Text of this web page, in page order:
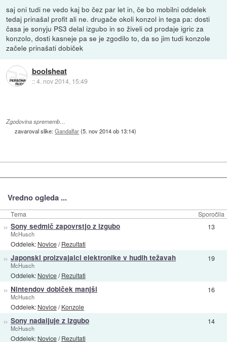
saj oni tudi ne vedo kaj bo čez par let in, če bo mobilni oddelek
tedaj prinašal profit ali ne. drugače okoli konzol in tega pa: dosti
časa je sonyju PS3 delal izgubo in so živeli od prodaje igric za
konzolo, dosti kasneje pa se je zgodilo to, da so jim tudi konzole
začele prinašati dobiček
boolsheat
::4. nov 2014, 15:49
Zgodovina sprememb…
zavaroval slike:Gandalfar(5. nov 2014 ob 13:14)
Vredno ogleda ...
Tema Sporočila
» Sony sedmič zapovrstjo z izgubo
McHusch
Oddelek: Novice/Rezultati
13
» Japonski proizvajalci elektronike v hudih težavah
McHusch
Oddelek: Novice/Rezultati
19
» Nintendov dobiček manjši
McHusch
Oddelek: Novice/Konzole
16
» Sony nadaljuje z izgubo
McHusch
Oddelek: Novice/Rezultati
14